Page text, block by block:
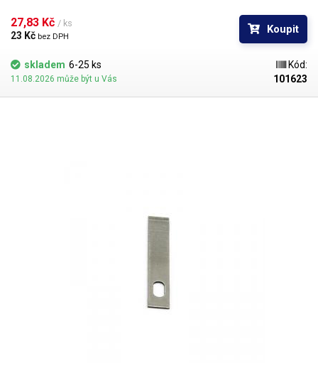
27,83 Kč / ks
23 Kč bez DPH
Koupit
skladem 6-25 ks
11.08.2026 může být u Vás
Kód:
101623